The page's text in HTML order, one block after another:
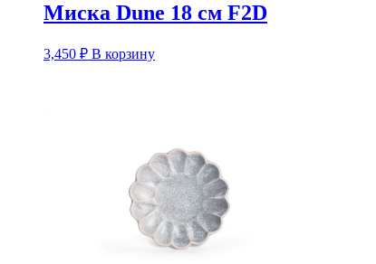
Миска Dune 18 см F2D
3,450 ₽ В корзину